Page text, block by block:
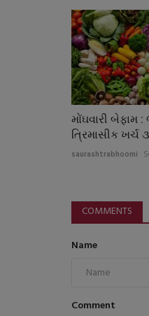
મોંઘવારી બેફામ :
ત્રિમાસીક ખર્ચ
saurashtrabhoomi
COMMENTS
Name
Comment